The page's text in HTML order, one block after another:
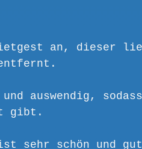
an, dieser
auswendig,
gibt.
sehr schön und